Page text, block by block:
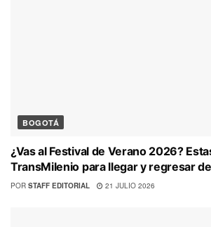
BOGOTÁ
¿Vas al Festival de Verano 2026?
TransMilenio para llegar y regresar
POR STAFF EDITORIAL 21 JULIO 2026